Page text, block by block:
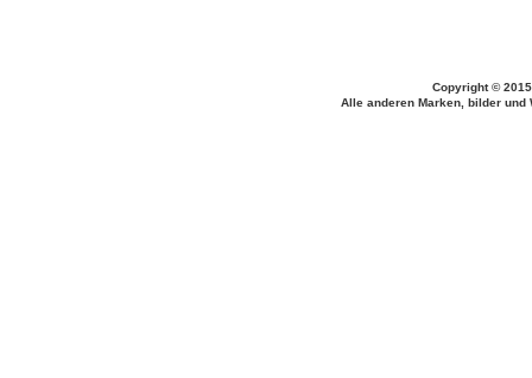
Copyright ©
Alle anderen Marken, bilder und